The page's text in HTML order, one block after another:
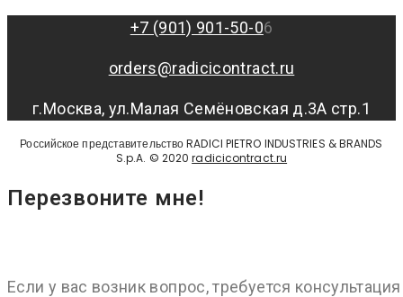
+7 (901) 901-50-06
orders@radicicontract.ru
г.Москва, ул.Малая Семёновская д.3А стр.1
Российское представительство RADICI PIETRO INDUSTRIES & BRANDS
S.p.A. © 2020radicicontract.ru
Перезвоните мне!
Если у вас возник вопрос, требуется